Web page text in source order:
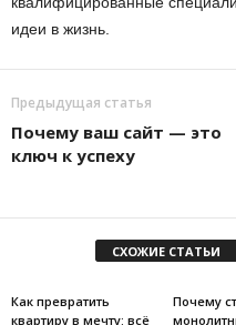
идеи в жизнь.
Предыдущая статья
Почему ваш сайт — это
ключ к успеху
СХОЖИЕ СТАТЬИ
Как превратить
квартиру в мечту: всё
Почему